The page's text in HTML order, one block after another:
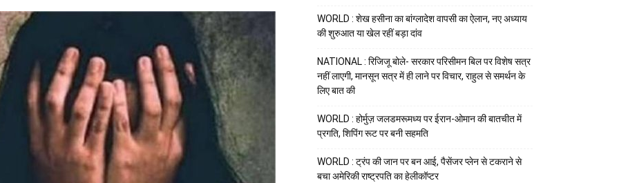
WORLD : शेख हसीना का बांग्लादेश वापसी का ऐलान, नए अध्याय
की शुरुआत या खेल रहीं बड़ा दांव
NATIONAL : रिजिजू बोले- सरकार परिसीमन बिल पर विशेष सत्र
नहीं लाएगी, मानसून सत्र में ही लाने पर विचार, राहुल से समर्थन के
लिए बात की
WORLD : होर्मुज़ जलडमरूमध्य पर ईरान-ओमान की बातचीत में
प्रगति, शिपिंग रूट पर बनी सहमति
WORLD : ट्रंप की जान पर बन आई, पैसेंजर प्लेन से टकराने से
बचा अमेरिकी राष्ट्रपति का हेलीकॉप्टर